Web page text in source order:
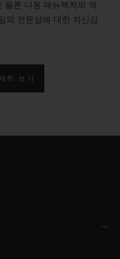
물론 니옹 매뉴팩처의 역
의 전문성에 대한 자신감
히 보기